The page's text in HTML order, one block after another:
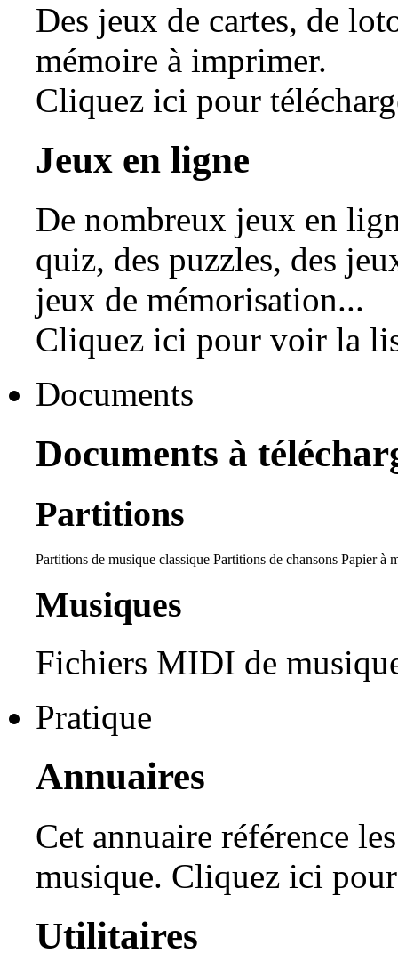
Des jeux de cartes, de
mémoire à imprimer.
Cliquez ici pour
Jeux en ligne
De nombreux jeux en
quiz, des puzzles, des
jeux de mémorisation...
Cliquez ici pour voir la
Documents
Documents à
Partitions
Partitions de musique classique Partitions de chansons Papier à
Musiques
Fichiers MIDI de
Pratique
Annuaires
Cet annuaire référence
musique. Cliquez ici
Utilitaires